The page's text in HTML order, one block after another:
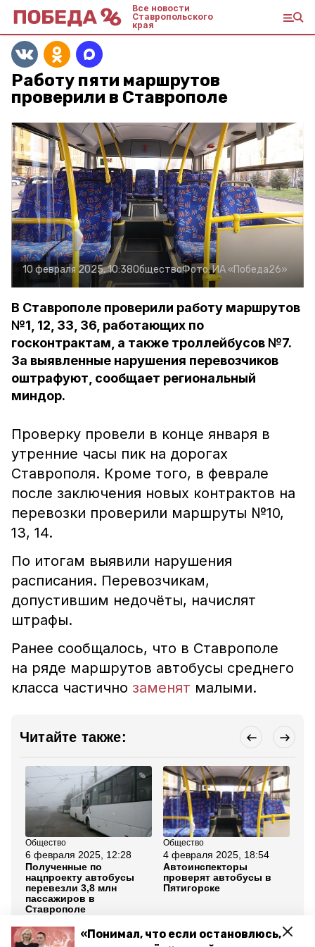
«Понимал, что если остановлюсь,
Все новости
Ставропольского
края
Работу пяти маршрутов
проверили в Ставрополе
10 февраля 2025, 10:38ОбществоФото:ИА «Победа26»
В Ставрополе проверили работу маршрутов
№1, 12, 33, 36, работающих по
госконтрактам, а также троллейбусов №7.
За выявленные нарушения перевозчиков
оштрафуют, сообщает региональный
миндор.
Проверку провели в конце января в
утренние часы пик на дорогах
Ставрополя. Кроме того, в феврале
после заключения новых контрактов на
перевозки проверили маршруты №10,
13, 14.
По итогам выявили нарушения
расписания. Перевозчикам,
допустившим недочёты, начислят
штрафы.
Ранее сообщалось, что в Ставрополе
на ряде маршрутов автобусы среднего
класса частично заменят малыми.
Читайте также:
Общество
6 февраля 2025, 12:28
Полученные по
нацпроекту автобусы
перевезли 3,8 млн
пассажиров в
Ставрополе
Общество
4 февраля 2025, 18:54
Автоинспекторы
проверят автобусы в
Пятигорске
Все новости